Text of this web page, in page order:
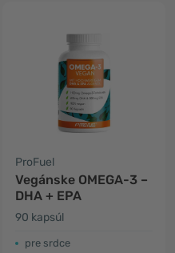
ProFuel
Vegánske OMEGA-3 –
DHA + EPA
90 kapsúl
pre srdce